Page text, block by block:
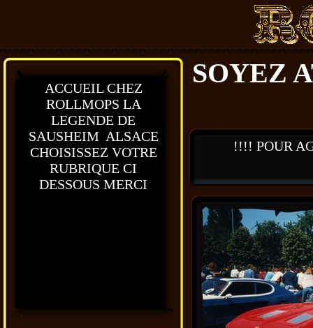
ACCUEIL CHEZ
ROLLMOPS LA
LEGENDE DE
SAUSHEIM ALSACE
CHOISISSEZ VOTRE
RUBRIQUE CI
DESSOUS MERCI
!!!! POUR